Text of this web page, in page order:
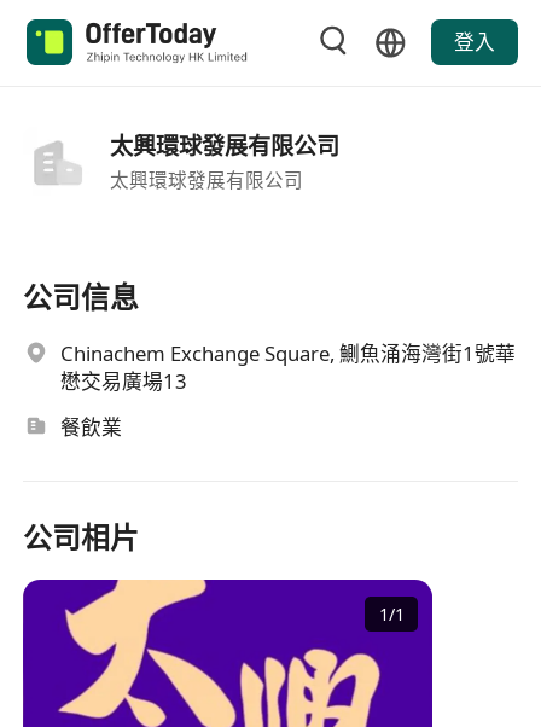
登入
太興環球發展有限公司
太興環球發展有限公司
公司信息
Chinachem Exchange Square, 鰂魚涌海灣街1號華
懋交易廣場13
餐飲業
公司相片
1/1